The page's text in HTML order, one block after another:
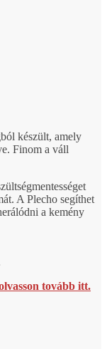
készült, amely
Finom a váll
A Plecho segíthet
a kemény
tovább itt.